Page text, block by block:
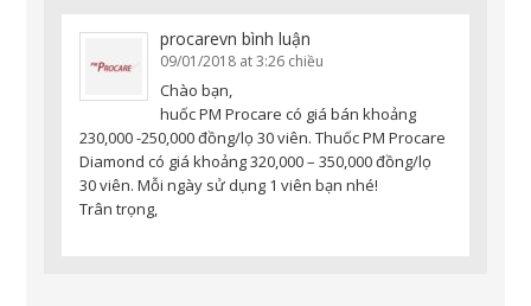
procarevn bình luận
09/01/2018 at 3:26 chiều
Chào bạn,
huốc PM Procare có giá bán khoảng
230,000 -250,000 đồng/lọ 30 viên. Thuốc PM Procare
Diamond có giá khoảng 320,000 – 350,000 đồng/lọ
30 viên. Mỗi ngày sử dụng 1 viên bạn nhé!
Trân trọng,